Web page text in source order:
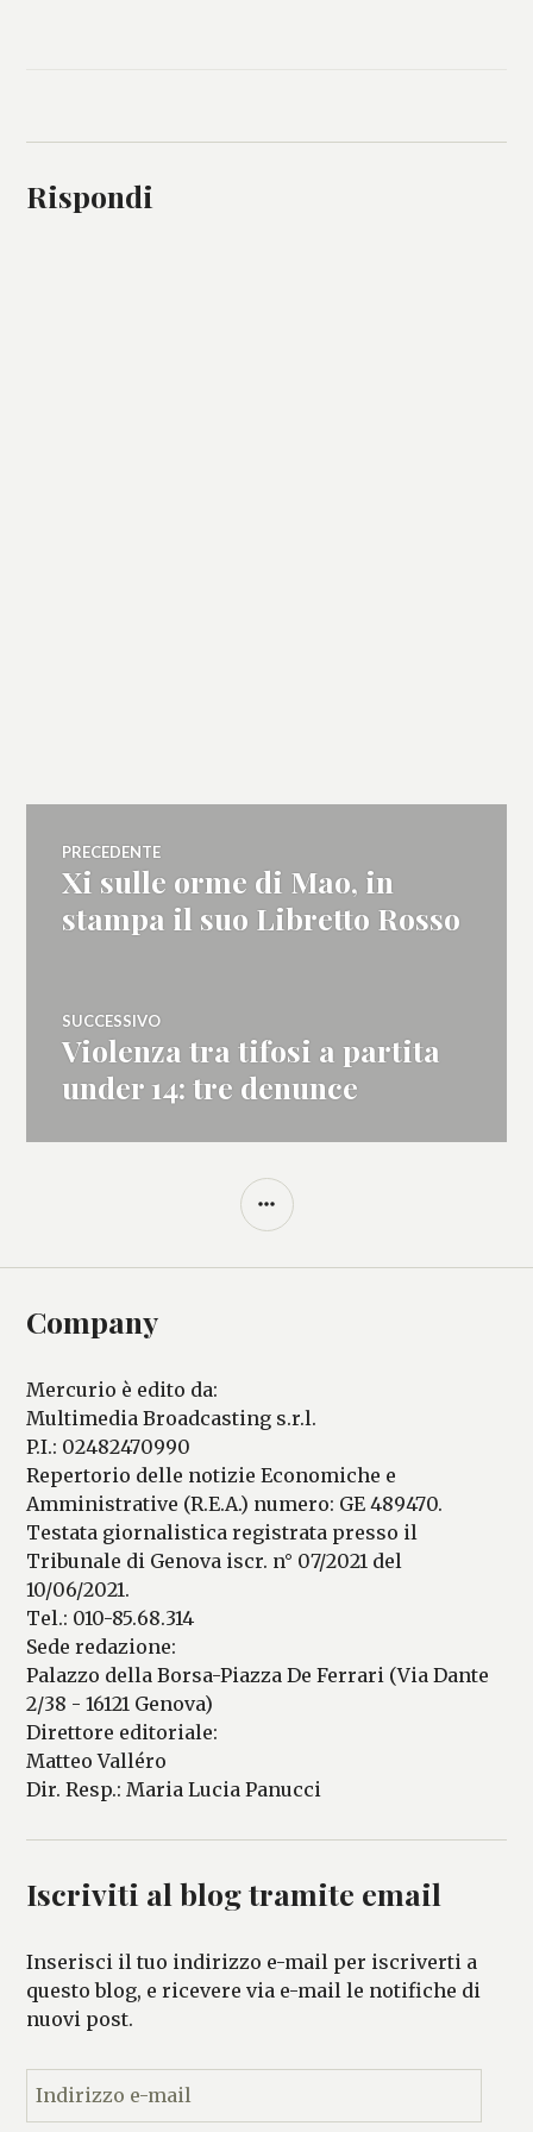
Rispondi
Navigazione
articoli
PRECEDENTE
Articolo
precedente:
Xi sulle orme di Mao, in
stampa il suo Libretto Rosso
SUCCESSIVO
Articolo
successivo:
Violenza tra tifosi a partita
under 14: tre denunce
BARRA
Company
Mercurio è edito da:
Multimedia Broadcasting s.r.l.
P.I.: 02482470990
Repertorio delle notizie Economiche e
Amministrative (R.E.A.) numero: GE 489470.
Testata giornalistica registrata presso il
Tribunale di Genova iscr. n° 07/2021 del
10/06/2021.
Tel.: 010-85.68.314
Sede redazione:
Palazzo della Borsa-Piazza De Ferrari (Via Dante
2/38 - 16121 Genova)
Direttore editoriale:
Matteo Valléro
Dir. Resp.: Maria Lucia Panucci
Iscriviti al blog tramite email
Inserisci il tuo indirizzo e-mail per iscriverti a
questo blog, e ricevere via e-mail le notifiche di
nuovi post.
n